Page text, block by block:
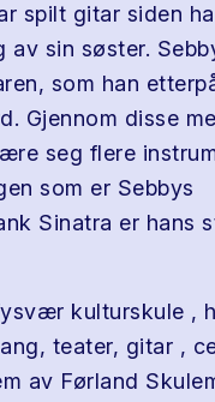
spilt gitar siden
av sin søster.
som han
Gjennom disse
seg flere
som er Sebbys
Sinatra er hans
kulturskule ,
teater, gitar ,
av Førland